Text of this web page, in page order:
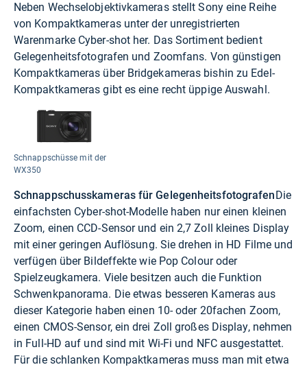
Neben Wechselobjektivkameras stellt Sony eine Reihe
von Kompaktkameras unter der unregistrierten
Warenmarke Cyber-shot her. Das Sortiment bedient
Gelegenheitsfotografen und Zoomfans. Von günstigen
Kompaktkameras über Bridgekameras bishin zu Edel-
Kompaktkameras gibt es eine recht üppige Auswahl.
Schnappschüsse mit der
WX350
Schnappschusskameras für GelegenheitsfotografenDie
einfachsten Cyber-shot-Modelle haben nur einen kleinen
Zoom, einen CCD-Sensor und ein 2,7 Zoll kleines Display
mit einer geringen Auflösung. Sie drehen in HD Filme und
verfügen über Bildeffekte wie Pop Colour oder
Spielzeugkamera. Viele besitzen auch die Funktion
Schwenkpanorama. Die etwas besseren Kameras aus
dieser Kategorie haben einen 10- oder 20fachen Zoom,
einen CMOS-Sensor, ein drei Zoll großes Display, nehmen
in Full-HD auf und sind mit Wi-Fi und NFC ausgestattet.
Für die schlanken Kompaktkameras muss man mit etwa